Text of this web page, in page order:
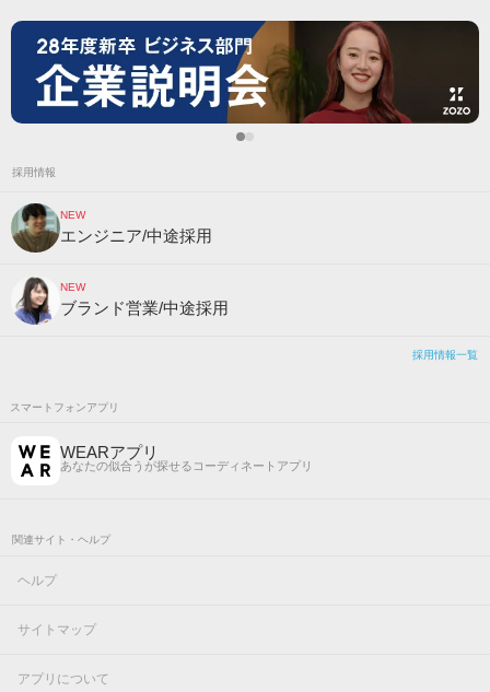
採用情報
NEW
エンジニア/中途採用
NEW
ブランド営業/中途採用
採用情報一覧
スマートフォンアプリ
WEARアプリ
あなたの似合うが探せるコーディネートアプリ
関連サイト・ヘルプ
ヘルプ
サイトマップ
アプリについて